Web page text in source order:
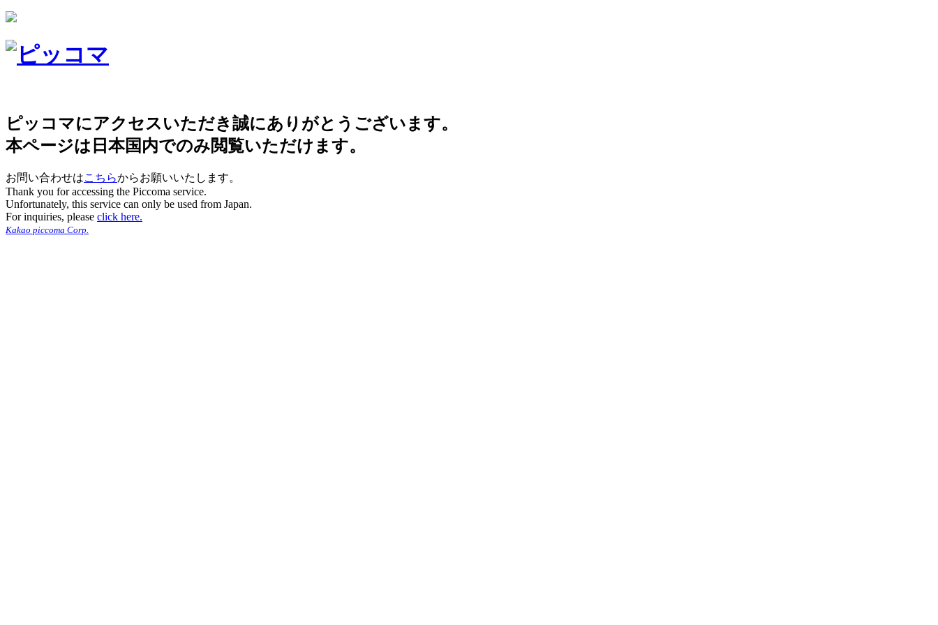
ピッコマにアクセスいただき誠にありがとうございます。
本ページは日本国内でのみ閲覧いただけます。
お問い合わせはこちらからお願いいたします。
Thank you for accessing the Piccoma service.
Unfortunately, this service can only be used from Japan.
For inquiries, please click here.
Kakao piccoma Corp.